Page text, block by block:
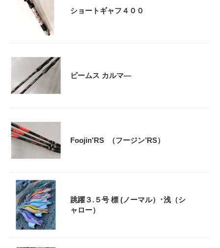
ショートギャフ４００
ビームス カルマ―
Foojin'RS （フージン’RS）
跳躍３.５号 標 (ノーマル）･浅（シ
ャロー）